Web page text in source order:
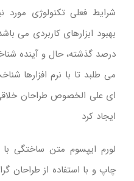
شرایط فعلی تکنولوژی مورد
بهبود ابزارهای کاربردی می
درصد گذشته، حال و آینده
می طلبد تا با نرم افزارها
ای علی الخصوص طراحان
ایجاد کرد
لورم ایپسوم متن ساختگی
چاپ و با استفاده از طراحان